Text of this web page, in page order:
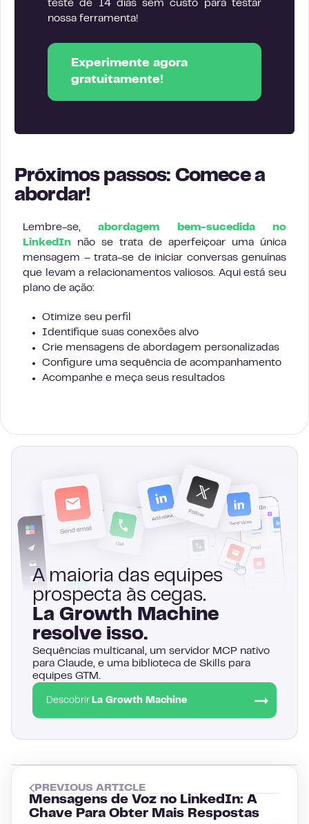
teste de 14 dias sem custo para testar
nossa ferramenta!
Experimente agora
gratuitamente!
Próximos passos: Comece a
abordar!
Lembre-se,abordagem bem-sucedida no
LinkedIn não se trata de aperfeiçoar uma única
mensagem – trata-se de iniciar conversas genuínas
que levam a relacionamentos valiosos. Aqui está seu
plano de ação:
Otimize seu perfil
Identifique suas conexões alvo
Crie mensagens de abordagem personalizadas
Configure uma sequência de acompanhamento
Acompanhe e meça seus resultados
A maioria das equipes
prospecta às cegas.
La Growth Machine
resolve isso.
Sequências multicanal, um servidor MCP nativo
para Claude, e uma biblioteca de Skills para
equipes GTM.
Descobrir La Growth Machine
PREVIOUS ARTICLE
Mensagens de Voz no LinkedIn: A
Chave Para Obter Mais Respostas